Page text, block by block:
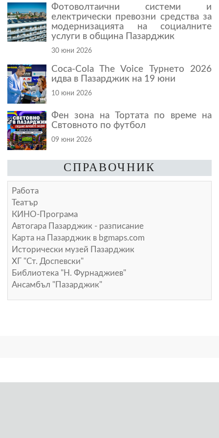
Фотоволтаични системи и
електрически превозни средства за
модернизацията на социалните
услуги в община Пазарджик
30 юни 2026
Coca-Cola The Voice Турнето 2026
идва в Пазарджик на 19 юни
10 юни 2026
Фен зона на Тортата по време на
Свтовното по футбол
09 юни 2026
СПРАВОЧНИК
Работа
Театър
КИНО-Програма
Автогара Пазарджик - разписание
Карта на Пазарджик в bgmaps.com
Исторически музей Пазарджик
ХГ "Ст. Доспевски"
Библиотека "Н. Фурнаджиев"
Ансамбъл "Пазарджик"